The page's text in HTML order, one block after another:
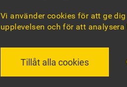
Vi använder cookies för att ge
upplevelsen och för att
Tillåt alla cookies